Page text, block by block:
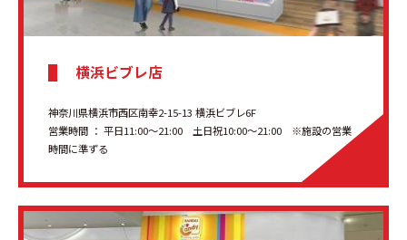
横浜ビブレ店
神奈川県横浜市西区南幸2-15-13 横浜ビブレ6F
営業時間 ： 平日11:00～21:00 土日祝10:00～21:00 ※施設の営業
時間に準ずる